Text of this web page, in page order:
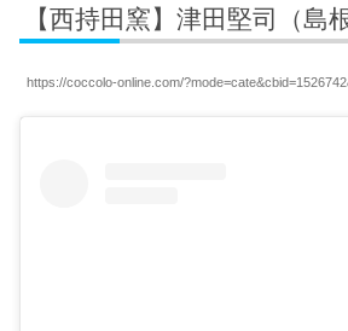
【西持田窯】津田堅司（島根
https://coccolo-online.com/